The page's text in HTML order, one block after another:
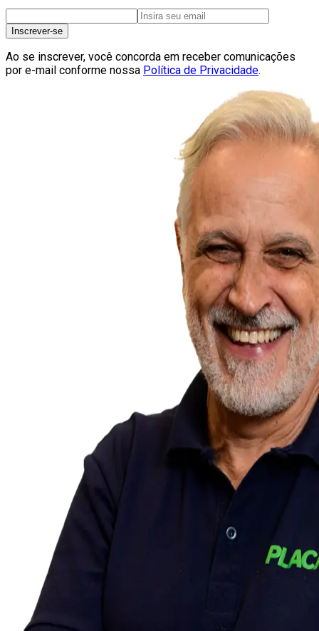
Inscrever-se
Ao se inscrever, você concorda em receber comunicações
por e-mail conforme nossa Política de Privacidade.